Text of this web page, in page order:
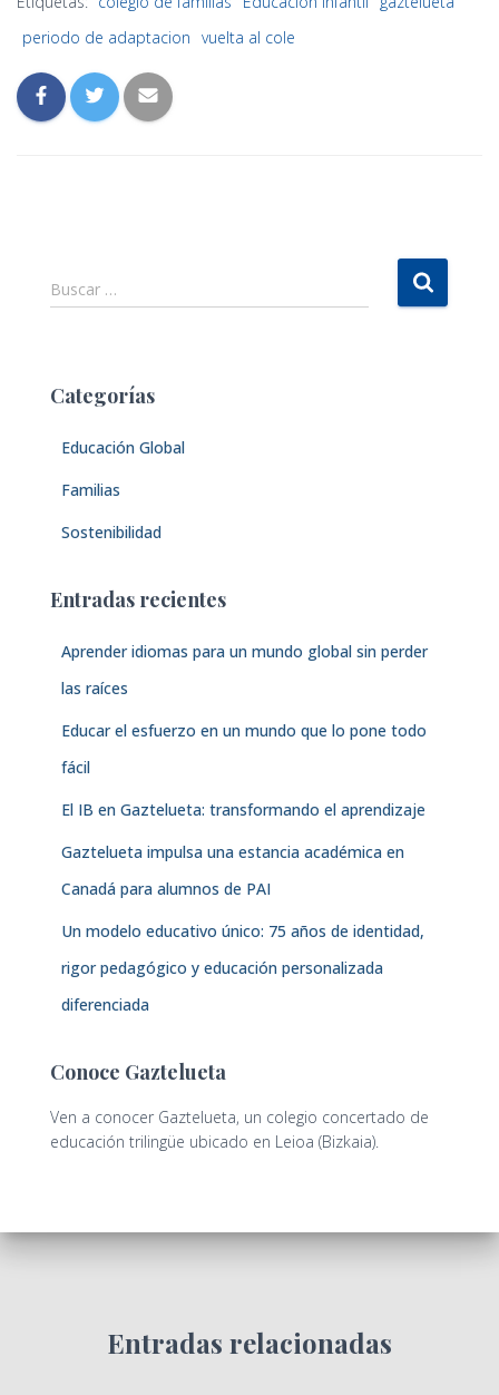
periodo de adaptacion vuelta al cole
u
r
Buscar …
Categorías
Educación Global
Familias
Sostenibilidad
Entradas recientes
Aprender idiomas para un mundo global sin perder
las raíces
Educar el esfuerzo en un mundo que lo pone todo
fácil
El IB en Gaztelueta: transformando el aprendizaje
Gaztelueta impulsa una estancia académica en
Canadá para alumnos de PAI
Un modelo educativo único: 75 años de identidad,
rigor pedagógico y educación personalizada
diferenciada
Conoce Gaztelueta
Ven a conocer Gaztelueta, un colegio concertado de
educación trilingüe ubicado en Leioa (Bizkaia).
Entradas relacionadas